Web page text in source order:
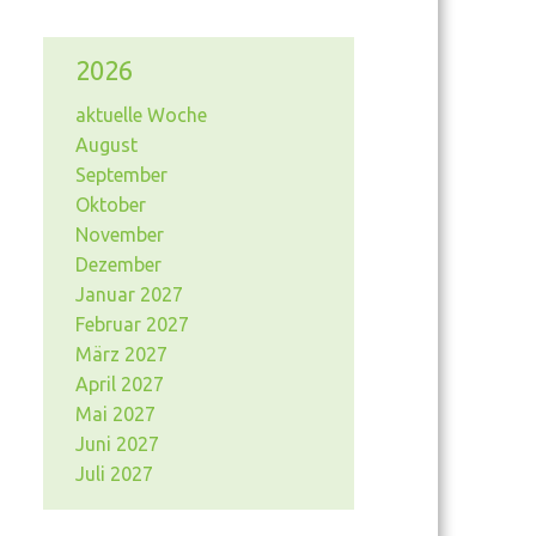
2026
aktuelle Woche
August
September
Oktober
November
Dezember
Januar 2027
Februar 2027
März 2027
April 2027
Mai 2027
Juni 2027
Juli 2027